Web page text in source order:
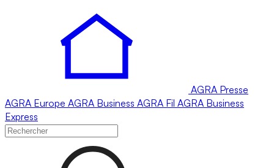
AGRA Presse
AGRA Europe AGRA Business AGRA Fil AGRA Business
Express